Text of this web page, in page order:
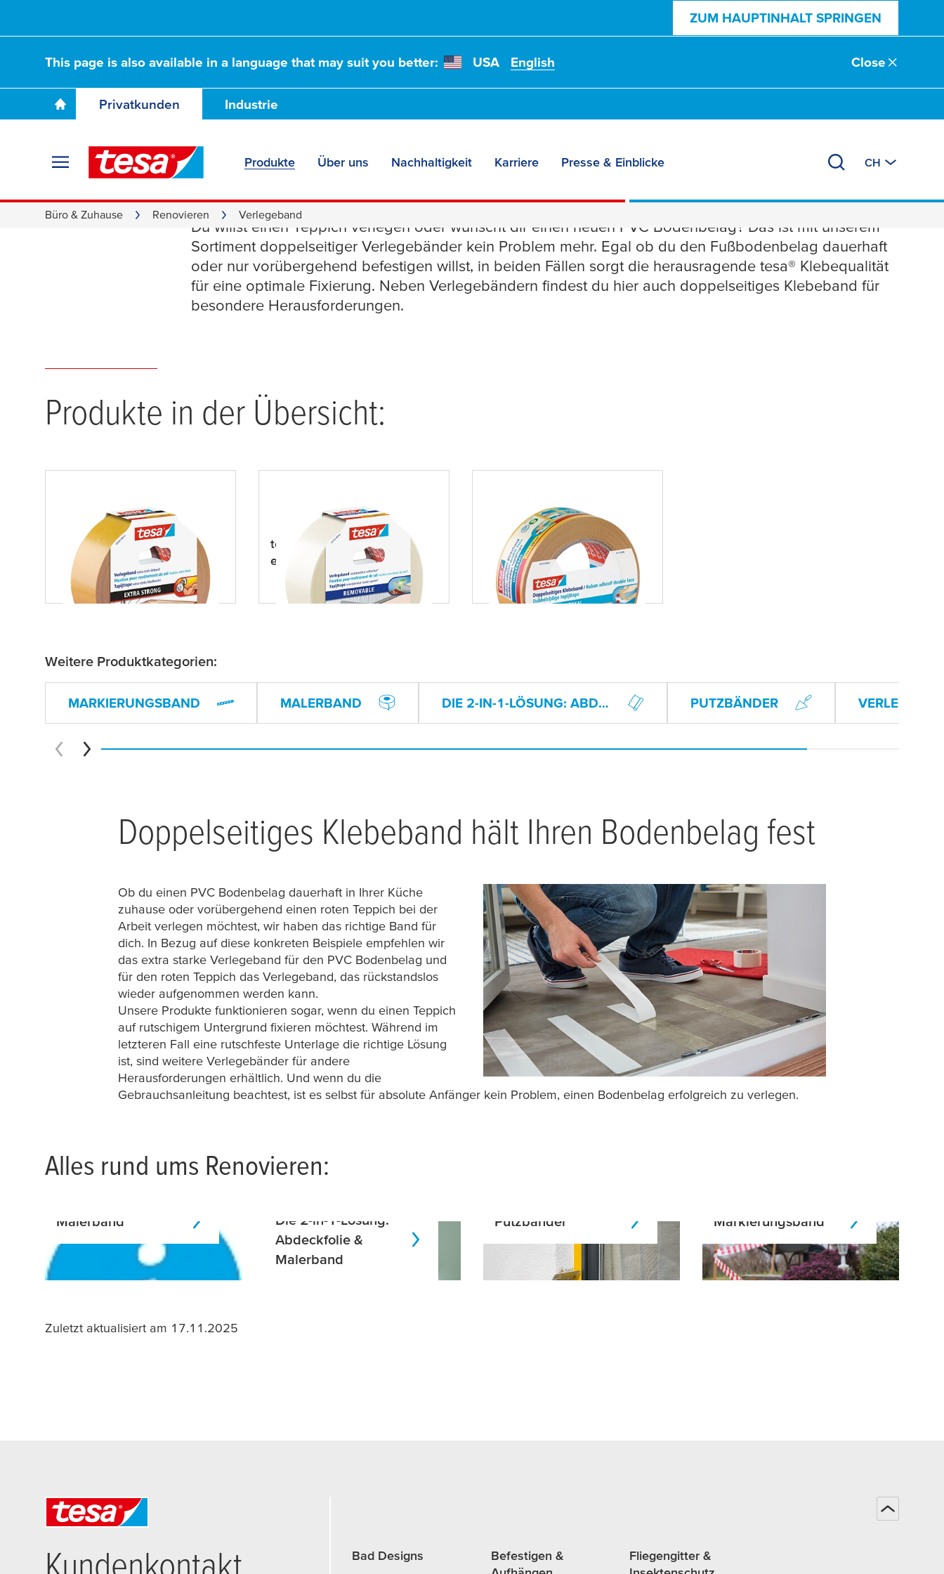
ZUM HAUPTINHALT SPRINGEN
This page is also available in a language that may suit you better: USA English Close
Privatkunden Industrie
Produkte Über uns Nachhaltigkeit Karriere Presse & Einblicke CH
Büro & Zuhause Renovieren Verlegeband
Verlegeband
Du willst einen Teppich verlegen oder wünscht dir einen neuen PVC Bodenbelag? Das ist mit unserem
Sortiment doppelseitiger Verlegebänder kein Problem mehr. Egal ob du den Fußbodenbelag dauerhaft
oder nur vorübergehend befestigen willst, in beiden Fällen sorgt die herausragende tesa® Klebequalität
für eine optimale Fixierung. Neben Verlegebändern findest du hier auch doppelseitiges Klebeband für
besondere Herausforderungen.
Produkte in der Übersicht:
tesa® extra stark klebend tesa
® rückstandsfrei
entfernbar
tesa® universal
Weitere Produktkategorien:
MARKIERUNGSBAND MALERBAND DIE 2-IN-1-LÖSUNG: ABDECKFOLIE & MALERBAND PUTZBÄNDER
Doppelseitiges Klebeband hält Ihren Bodenbelag fest
Ob du einen PVC Bodenbelag dauerhaft in Ihrer Küche
zuhause oder vorübergehend einen roten Teppich bei der
Arbeit verlegen möchtest, wir haben das richtige Band für
dich. In Bezug auf diese konkreten Beispiele empfehlen wir
das extra starke Verlegeband für den PVC Bodenbelag und
für den roten Teppich das Verlegeband, das rückstandslos
wieder aufgenommen werden kann.
Unsere Produkte funktionieren sogar, wenn du einen Teppich
auf rutschigem Untergrund fixieren möchtest. Während im
letzteren Fall eine rutschfeste Unterlage die richtige Lösung
ist, sind weitere Verlegebänder für andere
Herausforderungen erhältlich. Und wenn du die
Gebrauchsanleitung beachtest, ist es selbst für absolute Anfänger kein Problem, einen Bodenbelag erfolgreich zu verlegen.
Alles rund ums Renovieren:
Malerband
Die 2-in-1-Lösung:
Abdeckfolie &
Malerband
Putzbänder Markierungsband
Zuletzt aktualisiert am 17.11.2025
Kundenkontakt Bad Designs
Befestigen &
Fliegengitter &